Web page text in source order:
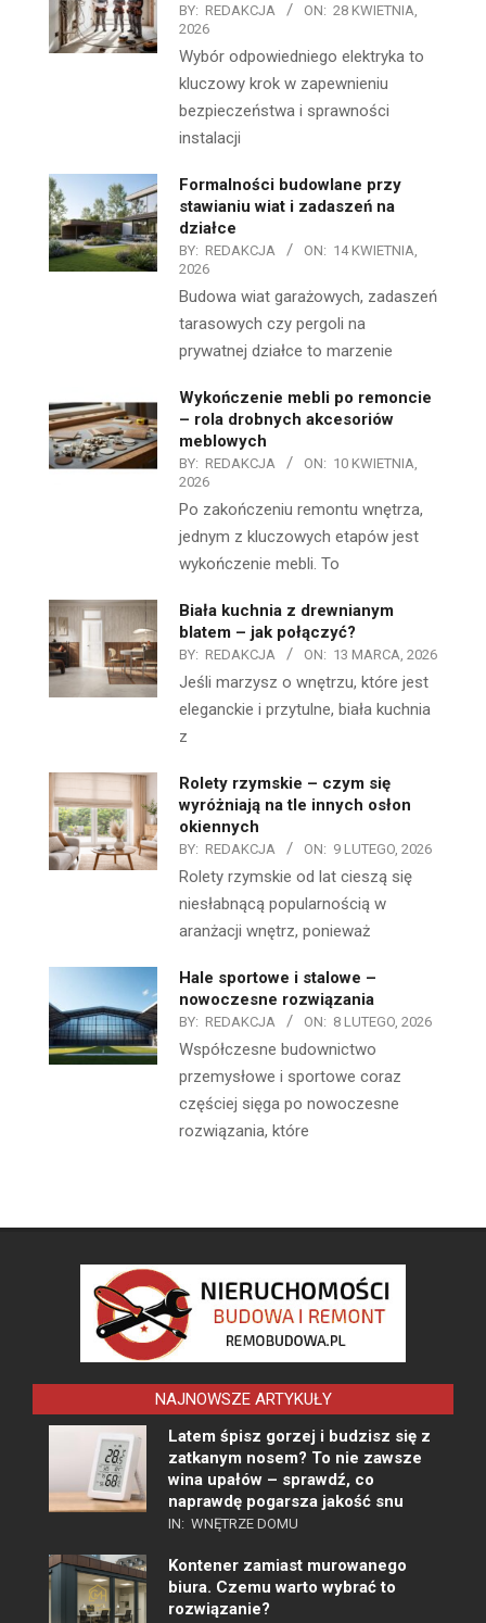
BY: REDAKCJA ON: 28 KWIETNIA,
2026
Wybór odpowiedniego elektryka to
kluczowy krok w zapewnieniu
bezpieczeństwa i sprawności
instalacji
Formalności budowlane przy
stawianiu wiat i zadaszeń na
działce
BY: REDAKCJA ON: 14 KWIETNIA,
2026
Budowa wiat garażowych, zadaszeń
tarasowych czy pergoli na
prywatnej działce to marzenie
Wykończenie mebli po remoncie
– rola drobnych akcesoriów
meblowych
BY: REDAKCJA ON: 10 KWIETNIA,
2026
Po zakończeniu remontu wnętrza,
jednym z kluczowych etapów jest
wykończenie mebli. To
Biała kuchnia z drewnianym
blatem – jak połączyć?
BY: REDAKCJA ON: 13 MARCA, 2026
Jeśli marzysz o wnętrzu, które jest
eleganckie i przytulne, biała kuchnia
z
Rolety rzymskie – czym się
wyróżniają na tle innych osłon
okiennych
BY: REDAKCJA ON: 9 LUTEGO, 2026
Rolety rzymskie od lat cieszą się
niesłabnącą popularnością w
aranżacji wnętrz, ponieważ
Hale sportowe i stalowe –
nowoczesne rozwiązania
BY: REDAKCJA ON: 8 LUTEGO, 2026
Współczesne budownictwo
przemysłowe i sportowe coraz
częściej sięga po nowoczesne
rozwiązania, które
NAJNOWSZE ARTYKUŁY
Latem śpisz gorzej i budzisz się z
zatkanym nosem? To nie zawsze
wina upałów – sprawdź, co
naprawdę pogarsza jakość snu
IN: WNĘTRZE DOMU
Kontener zamiast murowanego
biura. Czemu warto wybrać to
rozwiązanie?